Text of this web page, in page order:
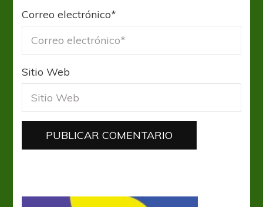
Correo electrónico*
Sitio Web